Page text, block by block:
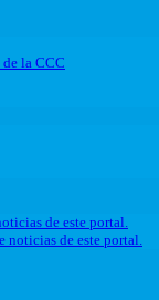
la CCC
de este portal.
noticias de este portal.